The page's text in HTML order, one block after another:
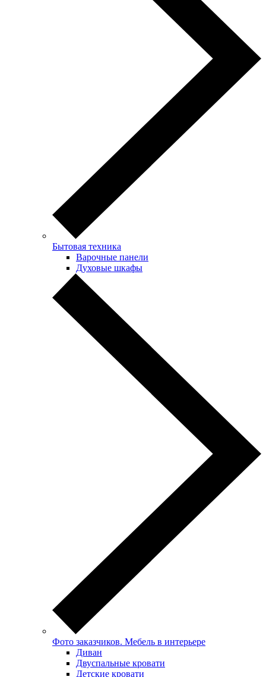
Бытовая техника
Варочные панели
Духовые шкафы
Фото заказчиков. Мебель в интерьере
Диван
Двуспальные кровати
Детские кровати